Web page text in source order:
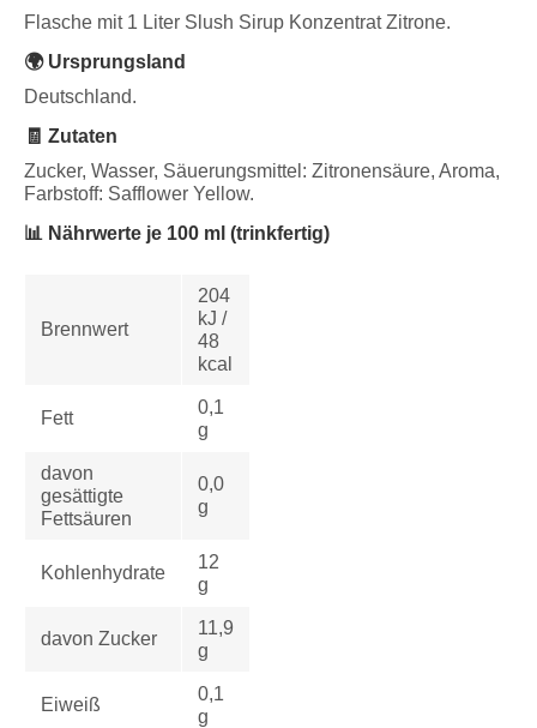
Flasche mit 1 Liter Slush Sirup Konzentrat Zitrone.
🌍 Ursprungsland
Deutschland.
🧾 Zutaten
Zucker, Wasser, Säuerungsmittel: Zitronensäure, Aroma,
Farbstoff: Safflower Yellow.
📊 Nährwerte je 100 ml (trinkfertig)
Brennwert
204
kJ /
48
kcal
Fett
0,1
g
davon
gesättigte
Fettsäuren
0,0
g
Kohlenhydrate
12
g
davon Zucker
11,9
g
Eiweiß
0,1
g